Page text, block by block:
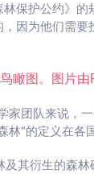
保护公约》
因为他们需
瞰图。图片由
家团队来说，
林”的定义在各
其衍生的森